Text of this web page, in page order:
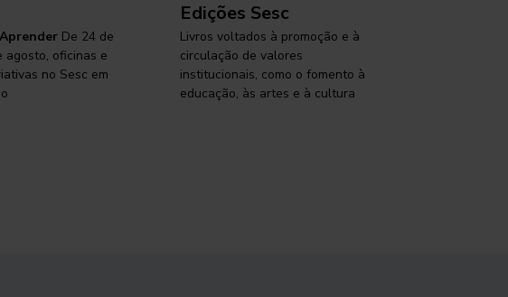
De 24 de
agosto, oficinas e
no Sesc em
Edições Sesc
Livros voltados à promoção e à
circulação de valores
institucionais, como o fomento à
educação, às artes e à cultura